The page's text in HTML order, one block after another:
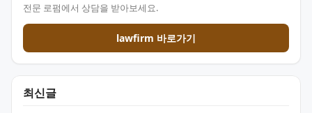
전문 로펌에서 상담을 받아보세요.
lawfirm 바로가기
최신글